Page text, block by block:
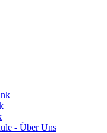
- Über Uns